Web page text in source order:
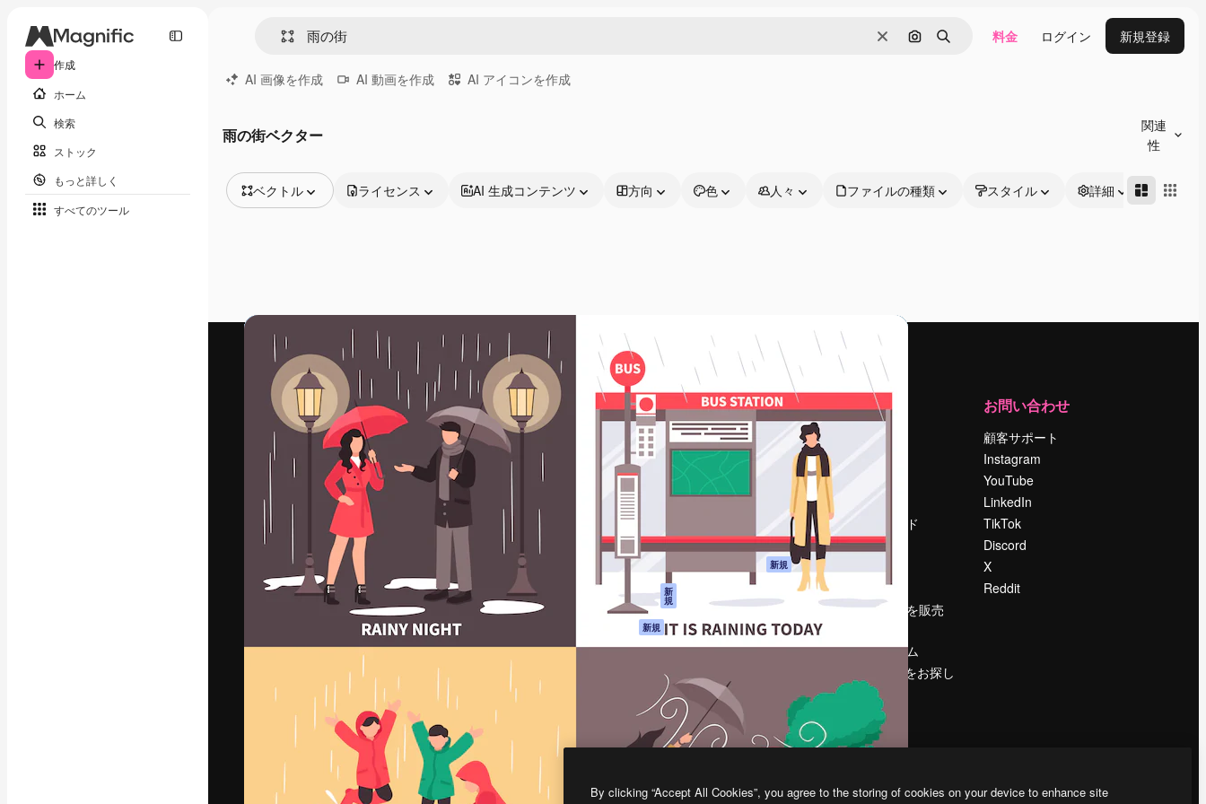
作成
ホーム
検索
ストック
もっと詳しく
すべてのツール
消去 画像で検索
検索 料金 ログイン 新規登録
AI 画像を作成 AI 動画を作成 AI アイコンを作成
雨の街ベクター
関連
性
ベクトル
動画
映像素材
モーショングラフィックス
動画テンプレート
アイコン
3D モデル
フォント
ライセンス AI 生成コンテンツ 方向 色 人々 ファイルの種類 スタイル 詳細
最高のクリエイティブ制作を導くためのプラ
ットフォーム。クリエイター、企業、代理
店、スタジオを含む100万人以上が利用して
います。
日本語
AI アシスタント
AI 画像生成ツール
AI 動画生成ツール
AI 音声合成ツール
ストックコンテン
Claude/ChatGPT
向けMCP
新
規
新規
API
すべてのMagnificツ
はじめに
Academy
ドキュメント
サポート
利用規約
プライバシーポリ
シー
新規
クッキーポリシー
トラストセンター
アフィリエイト
法人向け
運営
検索トレンド
ブログ
Slidesgo
コンテンツを販売
プレスルーム
magnific.aiをお探し
ですか？
お問い合わせ
顧客サポート
Instagram
YouTube
LinkedIn
TikTok
Discord
X
Reddit
Copyright © 2010- 2026 Freepik Company S.L.U.
By clicking “Accept All Cookies”, you agree to the storing of cookies on your device to enhance site